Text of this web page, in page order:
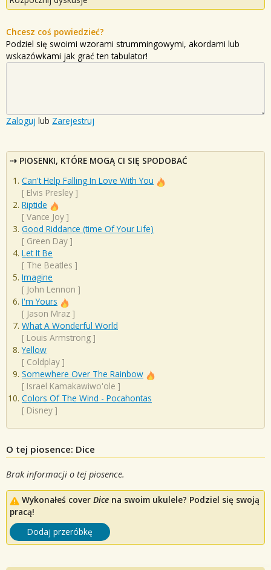
Chcesz coś powiedzieć?
Podziel się swoimi wzorami strummingowymi, akordami lub
wskazówkami jak grać ten tabulator!
Zaloguj lub Zarejestruj
PIOSENKI, KTÓRE MOGĄ CI SIĘ SPODOBAĆ
Can't Help Falling In Love With You
[ Elvis Presley ]
Riptide
[ Vance Joy ]
Good Riddance (time Of Your Life)
[ Green Day ]
Let It Be
[ The Beatles ]
Imagine
[ John Lennon ]
I'm Yours
[ Jason Mraz ]
What A Wonderful World
[ Louis Armstrong ]
Yellow
[ Coldplay ]
Somewhere Over The Rainbow
[ Israel Kamakawiwo'ole ]
Colors Of The Wind - Pocahontas
[ Disney ]
O tej piosence: Dice
Brak informacji o tej piosence.
Wykonałeś cover Dice na swoim ukulele? Podziel się swoją
pracą!
Dodaj przeróbkę